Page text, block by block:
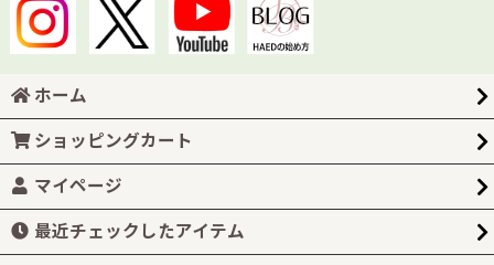
ホーム
ショッピングカート
マイページ
最近チェックしたアイテム